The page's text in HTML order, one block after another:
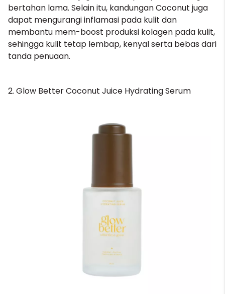
bertahan lama. Selain itu, kandungan Coconut juga
dapat mengurangi inflamasi pada kulit dan
membantu mem-boost produksi kolagen pada kulit,
sehingga kulit tetap lembap, kenyal serta bebas dari
tanda penuaan.
2. Glow Better Coconut Juice Hydrating Serum